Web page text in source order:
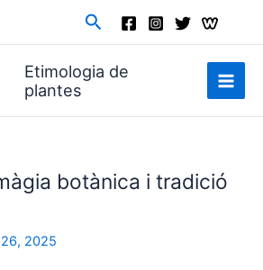
Cerca
Etimologia de
plantes
botànica i tradició
2025